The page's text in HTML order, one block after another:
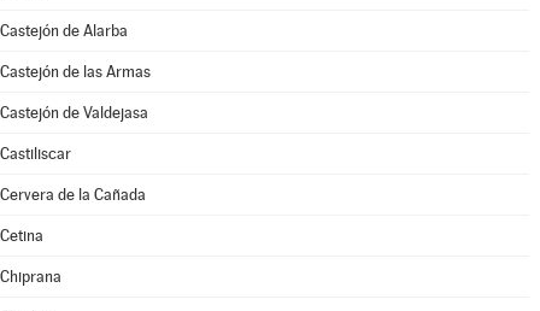
Castejón de Alarba
Castejón de las Armas
Castejón de Valdejasa
Castiliscar
Cervera de la Cañada
Cetina
Chiprana